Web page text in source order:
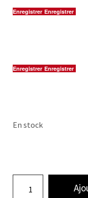
Enregistrer Enregistrer
Enregistrer Enregistrer
En stock